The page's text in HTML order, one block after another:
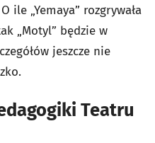
ile „Yemaya” rozgrywała
„Motyl” będzie w
jeszcze nie
Teatru